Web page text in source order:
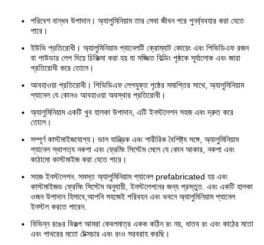
পরিবেশ বান্ধব উপাদান। অ্যালুমিনিয়াম তার সেবা জীবন পরে পুনর্ব্যবহার করা যেতে
পারে।
ইউভি প্রতিরোধী। অ্যালুমিনিয়াম প্যানেলটি ক্রোম্যাট কোয়েং এবং পিভিডিএফ রজন
বা পাউডার লেপ দিয়ে চিকিত্সা করা হয় যা সজ্জিত বিল্ডিং পৃষ্ঠকে সূর্যালোক এবং জারা
প্রতিরোধী করে তোলে।
আবহাওয়া প্রতিরোধী। পিভিডিএফ লেপযুক্ত পৃষ্ঠের সমাপ্তির সাথে, অ্যালুমিনিয়াম
প্যানেল যে কোনও আবহাওয়া অবস্থার প্রতিরোধী।
অ্যালুমিনিয়াম একটি খুব হালকা উপাদান, এটি ইনস্টলেশন সহজ এবং দ্রুত করে
তোলে।
সম্পূর্ণ কাস্টমাইজযোগ্য। ভাল যান্ত্রিক এবং শারীরিক বৈশিষ্ট্য সঙ্গে, অ্যালুমিনিয়াম
প্যানেল স্থাপত্য নকশা এবং ফ্রেমিং সিস্টেম মেলে যে কোন আকার, নকশা এবং
কাঠামো কাস্টমাইজ করা যেতে পারে।
সহজ ইনস্টলেশন. সমস্ত অ্যালুমিনিয়াম প্যানেল prefabricated হয় এবং
কাস্টমাইজড ফ্রেমিং সিস্টেম অনুযায়ী, ইনস্টলেশনের জন্য প্রস্তুত. এবং একটি হালকা
ওজন উপাদান হিসাবে,আপনি সহজেই পরিবহন এবং ভবনে অ্যালুমিনিয়াম প্যানেল
ইনস্টল করতে পারেন.
বিভিন্ন রঙের বিকল্প আমরা কেবলমাত্র একক কঠিন রং নয়, ধাতব রং এবং কাঠের মতো
এবং পাথরের মতো টেক্সচার এবং রংও সরবরাহ করছি।